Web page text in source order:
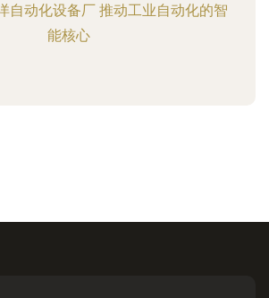
自动化设备厂 推动工业自动化的智
能核心